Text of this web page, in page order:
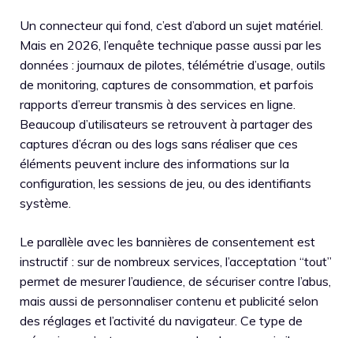
Un connecteur qui fond, c’est d’abord un sujet matériel.
Mais en 2026, l’enquête technique passe aussi par les
données : journaux de pilotes, télémétrie d’usage, outils
de monitoring, captures de consommation, et parfois
rapports d’erreur transmis à des services en ligne.
Beaucoup d’utilisateurs se retrouvent à partager des
captures d’écran ou des logs sans réaliser que ces
éléments peuvent inclure des informations sur la
configuration, les sessions de jeu, ou des identifiants
système.
Le parallèle avec les bannières de consentement est
instructif : sur de nombreux services, l’acceptation “tout”
permet de mesurer l’audience, de sécuriser contre l’abus,
mais aussi de personnaliser contenu et publicité selon
des réglages et l’activité du navigateur. Ce type de